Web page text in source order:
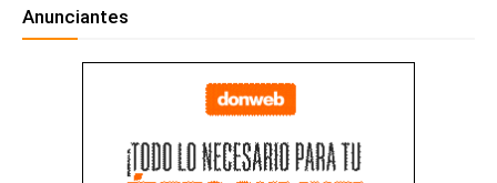
Anunciantes